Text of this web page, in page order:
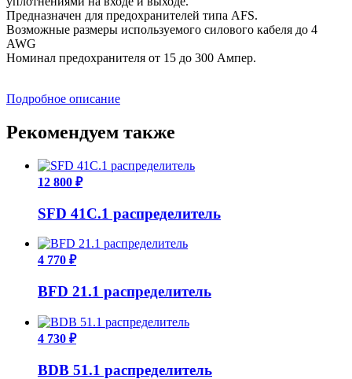
Предназначен для предохранителей типа AFS.
Возможные размеры используемого силового кабеля до 4
AWG
Номинал предохранителя от 15 до 300 Ампер.
Подробное описание
Рекомендуем также
12 800 ₽
SFD 41C.1 распределитель
4 770 ₽
BFD 21.1 распределитель
4 730 ₽
BDB 51.1 распределитель